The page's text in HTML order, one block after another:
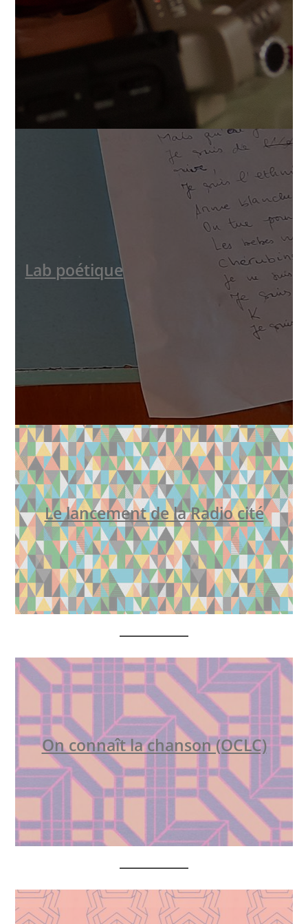
Lab poétique
Le lancement de la Radio cité
On connaît la chanson (OCLC)